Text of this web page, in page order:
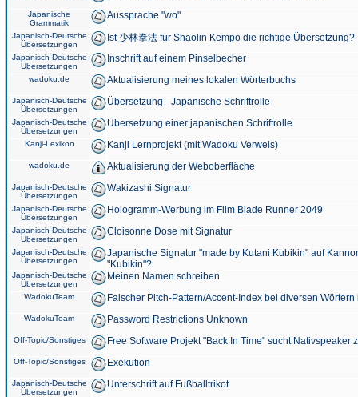
Japanische
Grammatik
Aussprache "wo"
Japanisch-Deutsche
Übersetzungen
Ist 少林拳法 für Shaolin Kempo die richtige Übersetzung?
Japanisch-Deutsche
Übersetzungen
Inschrift auf einem Pinselbecher
wadoku.de Aktualisierung meines lokalen Wörterbuchs
Japanisch-Deutsche
Übersetzungen
Übersetzung - Japanische Schriftrolle
Japanisch-Deutsche
Übersetzungen
Übersetzung einer japanischen Schriftrolle
Kanji-Lexikon Kanji Lernprojekt (mit Wadoku Verweis)
wadoku.de Aktualisierung der Weboberfläche
Japanisch-Deutsche
Übersetzungen
Wakizashi Signatur
Japanisch-Deutsche
Übersetzungen
Hologramm-Werbung im Film Blade Runner 2049
Japanisch-Deutsche
Übersetzungen
Cloisonne Dose mit Signatur
Japanisch-Deutsche
Übersetzungen
Japanische Signatur "made by Kutani Kubikin" auf
"Kubikin"?
Japanisch-Deutsche
Übersetzungen
Meinen Namen schreiben
WadokuTeam Falscher Pitch-Pattern/Accent-Index bei diversen
WadokuTeam Password Restrictions Unknown
Off-Topic/Sonstiges Free Software Projekt "Back In Time" sucht Nativspeaker
Off-Topic/Sonstiges Exekution
Japanisch-Deutsche
Übersetzungen
Unterschrift auf Fußballtrikot